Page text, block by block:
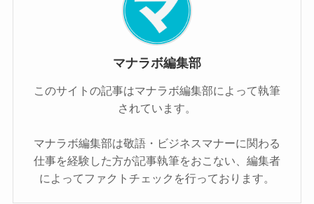
マナラボ編集部
このサイトの記事はマナラボ編集部によって執筆
されています。
マナラボ編集部は敬語・ビジネスマナーに関わる
仕事を経験した方が記事執筆をおこない、編集者
によってファクトチェックを行っております。